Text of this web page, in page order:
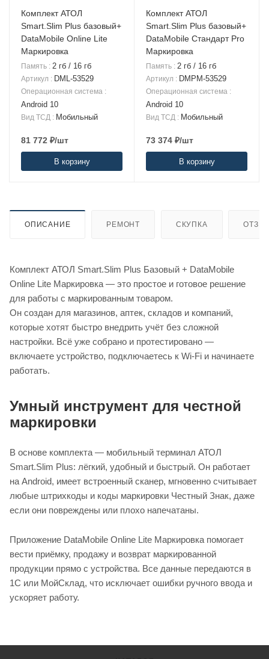
Комплект АТОЛ
Smart.Slim Plus базовый+
DataMobile Online Lite
Маркировка
Память : 2 гб / 16 гб
Артикул : DML-53529
Операционная система :
Android 10
Вид ТСД : Мобильный
81 772 ₽/шт
В корзину
Комплект АТОЛ
Smart.Slim Plus базовый+
DataMobile Стандарт Pro
Маркировка
Память : 2 гб / 16 гб
Артикул : DMPM-53529
Операционная система :
Android 10
Вид ТСД : Мобильный
73 374 ₽/шт
В корзину
ОПИСАНИЕ РЕМОНТ СКУПКА
Комплект АТОЛ Smart.Slim Plus Базовый + DataMobile
Online Lite Маркировка — это простое и готовое решение
для работы с маркированным товаром.
Он создан для магазинов, аптек, складов и компаний,
которые хотят быстро внедрить учёт без сложной
настройки. Всё уже собрано и протестировано —
включаете устройство, подключаетесь к Wi-Fi и начинаете
работать.
Умный инструмент для честной
маркировки
В основе комплекта — мобильный терминал АТОЛ
Smart.Slim Plus: лёгкий, удобный и быстрый. Он работает
на Android, имеет встроенный сканер, мгновенно считывает
любые штрихкоды и коды маркировки Честный Знак, даже
если они повреждены или плохо напечатаны.
Приложение DataMobile Online Lite Маркировка помогает
вести приёмку, продажу и возврат маркированной
продукции прямо с устройства. Все данные передаются в
1С или МойСклад, что исключает ошибки ручного ввода и
ускоряет работу.